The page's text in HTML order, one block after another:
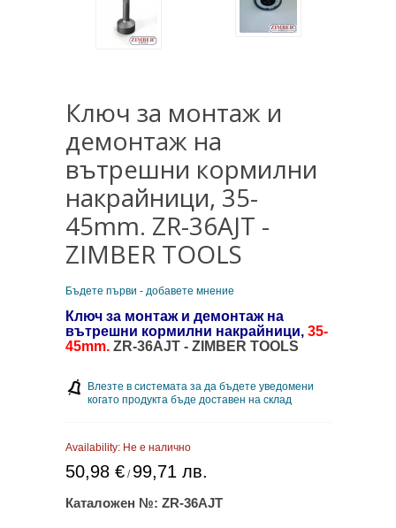
Ключ за монтаж и
демонтаж на
вътрешни кормилни
накрайници, 35-
45mm. ZR-36AJT -
ZIMBER TOOLS
Бъдете първи - добавете мнение
Ключ за монтаж и демонтаж на
вътрешни кормилни накрайници, 35-
45mm.ZR-36AJT - ZIMBER TOOLS
Влезте в системата за да бъдете уведомени
когато продукта бъде доставен на склад
Availability: Не е налично
50,98 €/ 99,71 лв.
Каталожен №: ZR-36AJT